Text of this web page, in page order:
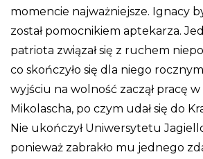
momencie najważniejsze. Ignacy
został pomocnikiem aptekarza.
patriota związał się z ruchem
co skończyło się dla niego
wyjściu na wolność zaczął pracę
Mikolascha, po czym udał się do
Nie ukończył Uniwersytetu
ponieważ zabrakło mu jednego